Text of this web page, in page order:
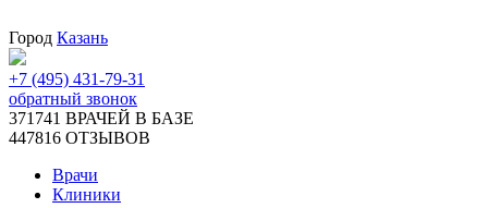
Город Казань
+7 (495) 431-79-31
обратный звонок
371741 ВРАЧЕЙ В БАЗЕ
447816 ОТЗЫВОВ
Врачи
Клиники